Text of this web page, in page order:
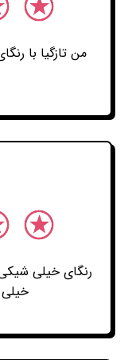
من تازگیا با
رنگای خیلی